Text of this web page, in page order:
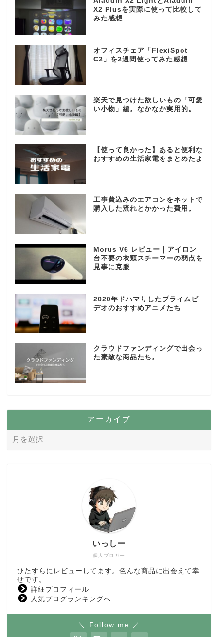
X2 Plusを実際に使って比較して
みた感想
オフィスチェア「FlexiSpot
C2」を2週間使ってみた感想
楽天で見つけた欲しいもの「可愛
い小物」編。なかなか実用的。
【使って良かった】あると便利な
おすすめの生活家電をまとめたよ
工事費込みのエアコンをネットで
購入した流れとかかった費用。
Morus V6 レビュー｜アイロン
台不要の衣類スチーマーの弱点を
見事に克服
2020年ドハマりしたプライムビ
デオのおすすめアニメたち
クラウドファンディングで出会っ
た素敵な商品たち。
アーカイブ
個人ブロガー
いっしー
ひたすらにレビューしてます。色んな商品に出会えて幸
せです。
詳細プロフィール
人気ブログランキングへ
＼ Follow me ／